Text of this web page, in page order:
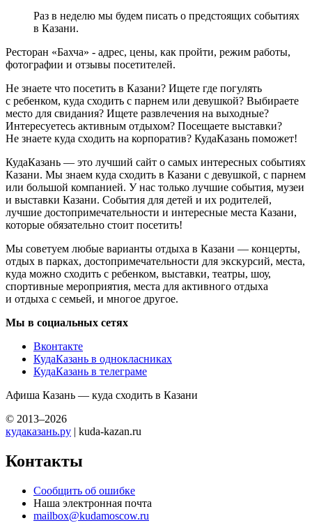
Раз в неделю мы будем писать о предстоящих событиях
в Казани.
Ресторан «Бахча» - адрес, цены, как пройти, режим работы,
фотографии и отзывы посетителей.
Не знаете что посетить в Казани? Ищете где погулять
с ребенком, куда сходить с парнем или девушкой? Выбираете
место для свидания? Ищете развлечения на выходные?
Интересуетесь активным отдыхом? Посещаете выставки?
Не знаете куда сходить на корпоратив? КудаКазань поможет!
КудаКазань — это лучший сайт о самых интересных событиях
Казани. Мы знаем куда сходить в Казани с девушкой, с парнем
или большой компанией. У нас только лучшие события, музеи
и выставки Казани. События для детей и их родителей,
лучшие достопримечательности и интересные места Казани,
которые обязательно стоит посетить!
Мы советуем любые варианты отдыха в Казани — концерты,
отдых в парках, достопримечательности для экскурсий, места,
куда можно сходить с ребенком, выставки, театры, шоу,
спортивные мероприятия, места для активного отдыха
и отдыха с семьей, и многое другое.
Мы в социальных сетях
Вконтакте
КудаКазань в однокласниках
КудаКазань в телеграме
Афиша Казань — куда сходить в Казани
© 2013–2026
кудаказань.ру | kuda-kazan.ru
Контакты
Сообщить об ошибке
Наша электронная почта
mailbox@kudamoscow.ru